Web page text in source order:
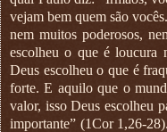
vejam bem quem são
nem muitos poderosos,
escolheu o que é loucura
Deus escolheu o que é
forte. E aquilo que o
valor, isso Deus escolheu
importante” (1Cor 1,26-